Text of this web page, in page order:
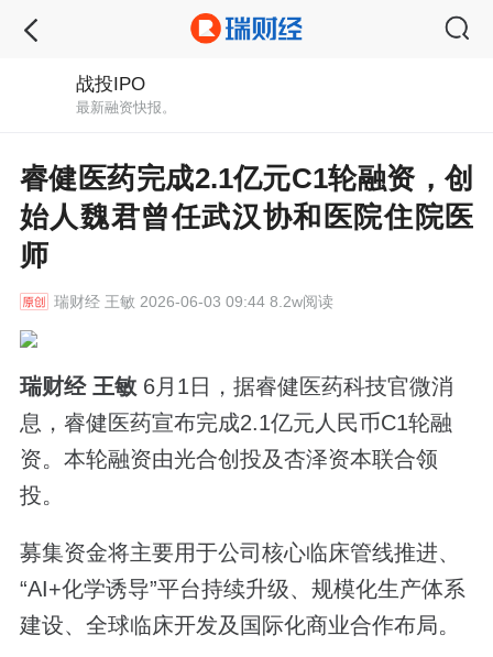
战投IPO
最新融资快报。
睿健医药完成2.1亿元C1轮融资，创
始人魏君曾任武汉协和医院住院医
师
瑞财经王敏 2026-06-03 09:44 8.2w阅读
瑞财经 王敏 6月1日，据睿健医药科技官微消
息，睿健医药宣布完成2.1亿元人民币C1轮融
资。本轮融资由光合创投及杏泽资本联合领
投。
募集资金将主要用于公司核心临床管线推进、
“AI+化学诱导”平台持续升级、规模化生产体系
建设、全球临床开发及国际化商业合作布局。